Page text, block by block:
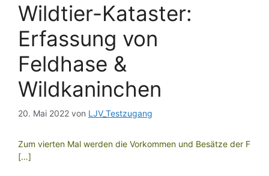
Wildtier-Kataster:
Erfassung von
Feldhase &
Wildkaninchen
20. Mai 2022 von LJV_Testzugang
Zum vierten Mal werden die Vorkommen und Besätze der F
[…]